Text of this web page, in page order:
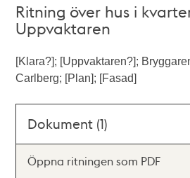
Ritning över hus i
Uppvaktaren
[Klara?]; [Uppvaktaren?];
Carlberg; [Plan]; [Fasad]
Dokument (1)
Öppna ritningen som PDF